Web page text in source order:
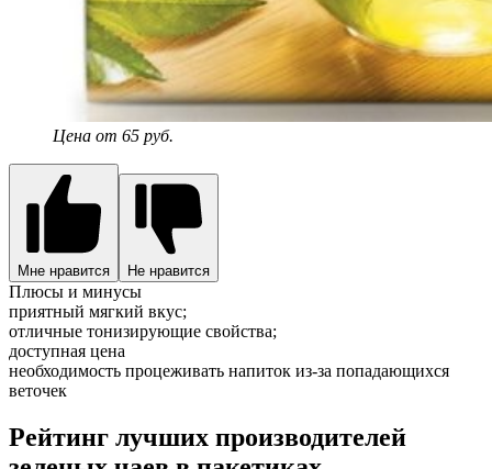
Цена от 65 руб.
Мне нравится Не нравится
Плюсы и минусы
приятный мягкий вкус;
отличные тонизирующие свойства;
доступная цена
необходимость процеживать напиток из-за попадающихся
веточек
Рейтинг лучших производителей